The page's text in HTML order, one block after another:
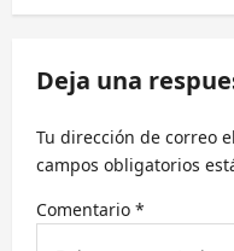
c
ó
d
Deja una
Tu dirección de correo
campos obligatorios
Comentario *